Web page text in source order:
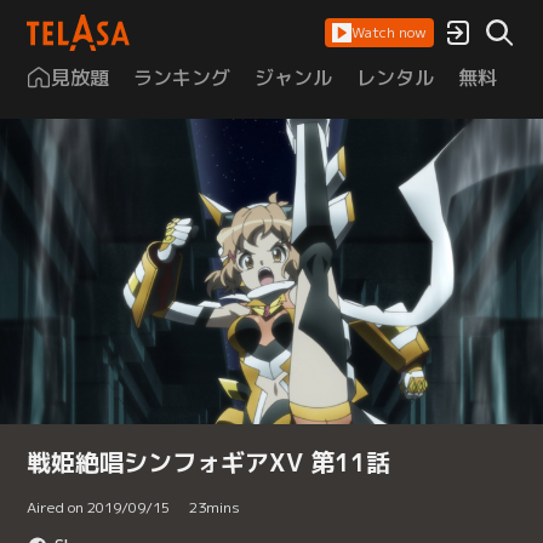
Watch now
見放題 ランキング ジャンル レンタル 無料
戦姫絶唱シンフォギアXV 第11話
Aired on 2019/09/15 23mins